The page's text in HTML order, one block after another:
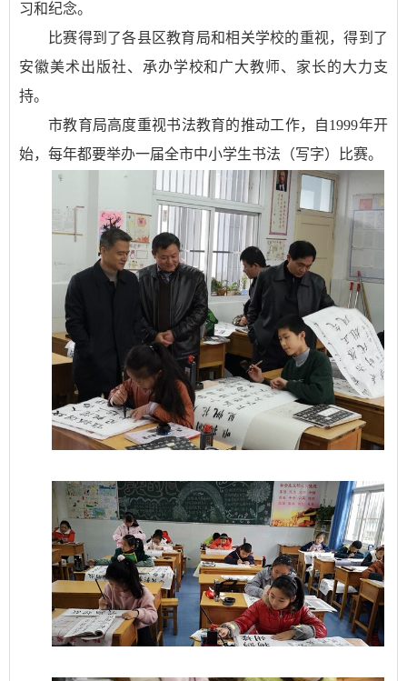
习和纪念。
比赛得到了各县区教育局和相关学校的重视，得到了
安徽美术出版社、承办学校和广大教师、家长的大力支
持。
市教育局高度重视书法教育的推动工作，自1999年开
始，每年都要举办一届全市中小学生书法（写字）比赛。